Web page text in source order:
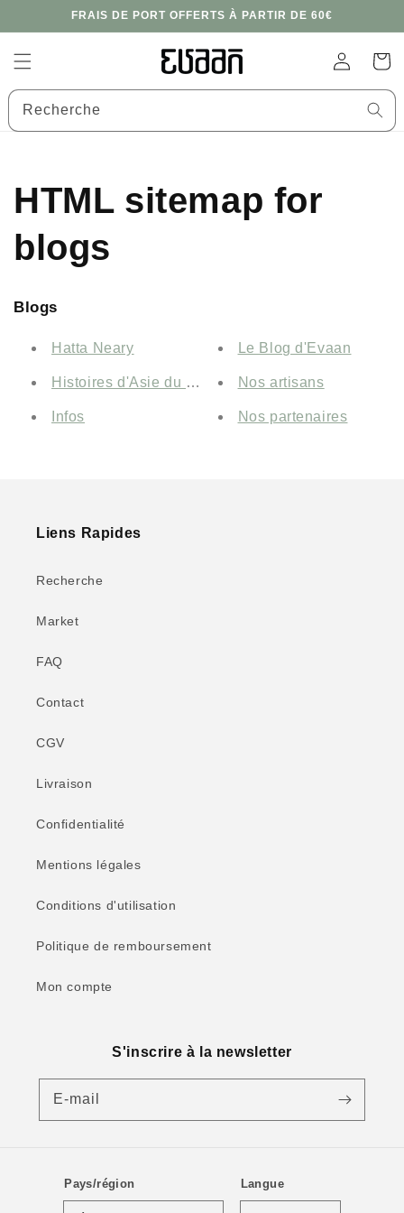
passer
au
contenu
FRAIS DE PORT OFFERTS À PARTIR DE 60€
ConnexionPanier
Recherche
HTML sitemap for
blogs
Blogs
Hatta Neary
Histoires d'Asie du Sud-Est
Infos
Le Blog d'Evaan
Nos artisans
Nos partenaires
Liens Rapides
Recherche
Market
FAQ
Contact
CGV
Livraison
Confidentialité
Mentions légales
Conditions d'utilisation
Politique de remboursement
Mon compte
S'inscrire à la newsletter
E-mail
Pays/région Langue